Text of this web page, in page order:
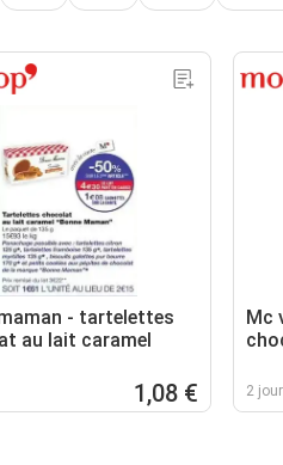
- tartelettes
au lait caramel
1,08 €
Mc
2